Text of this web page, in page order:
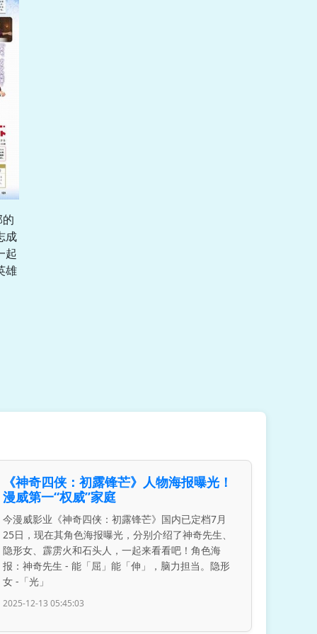
成
起
雄
《神奇四侠：初露锋芒》人物海报曝光！
漫威第一“权威”家庭
今漫威影业《神奇四侠：初露锋芒》国内已定档7月
25日，现在其角色海报曝光，分别介绍了神奇先生、
隐形女、霹雳火和石头人，一起来看看吧！角色海
报：神奇先生 - 能「屈」能「伸」，脑力担当。隐形
女 -「光」
2025-12-13 05:45:03